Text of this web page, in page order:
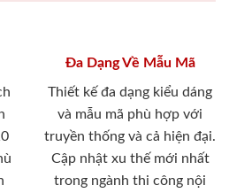
Đa Dạng Về Mẫu Mã
Thiết kế đa dạng kiểu dáng
và mẫu mã phù hợp với
truyền thống và cả hiện đại.
Cập nhật xu thế mới nhất
trong ngành thi công nội